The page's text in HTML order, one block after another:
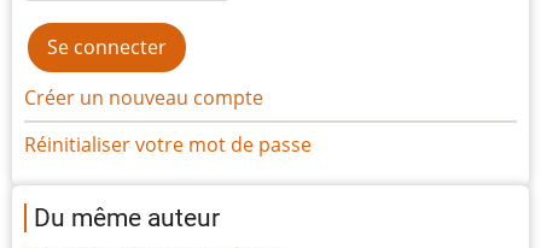
Créer un nouveau compte
Réinitialiser votre mot de passe
Du même auteur